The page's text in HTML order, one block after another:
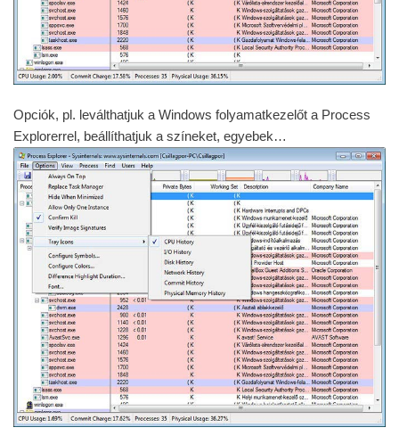
Opciók, pl. leválthatjuk a Windows folyamatkezelőt a Process
Explorerrel, beállíthatjuk a színeket, egyebek…